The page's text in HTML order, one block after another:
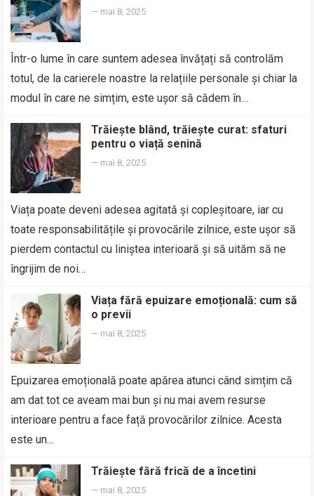
— mai 8, 2025
Într-o lume în care suntem adesea învățați să controlăm
totul, de la carierele noastre la relațiile personale și chiar la
modul în care ne simțim, este ușor să cădem în…
Trăiește blând, trăiește curat: sfaturi
pentru o viață senină
— mai 8, 2025
Viața poate deveni adesea agitată și copleșitoare, iar cu
toate responsabilitățile și provocările zilnice, este ușor să
pierdem contactul cu liniștea interioară și să uităm să ne
îngrijim de noi…
Viața fără epuizare emoțională: cum să
o previi
— mai 8, 2025
Epuizarea emoțională poate apărea atunci când simțim că
am dat tot ce aveam mai bun și nu mai avem resurse
interioare pentru a face față provocărilor zilnice. Acesta
este un…
Trăiește fără frică de a încetini
— mai 8, 2025